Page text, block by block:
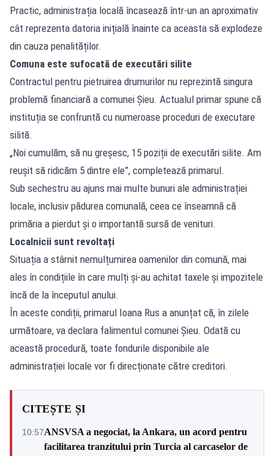
Practic, administrația locală încasează într-un an aproximativ
cât reprezenta datoria inițială înainte ca aceasta să explodeze
din cauza penalităților.
Comuna este sufocată de executări silite
Contractul pentru pietruirea drumurilor nu reprezintă singura
problemă financiară a comunei Șieu. Actualul primar spune că
instituția se confruntă cu numeroase proceduri de executare
silită.
„Noi cumulăm, să nu greșesc, 15 poziții de executări silite. Am
reușit să ridicăm 5 dintre ele”, completează primarul.
Sub sechestru au ajuns mai multe bunuri ale administrației
locale, inclusiv pădurea comunală, ceea ce înseamnă că
primăria a pierdut și o importantă sursă de venituri.
Localnicii sunt revoltați
Situația a stârnit nemulțumirea oamenilor din comună, mai
ales în condițiile în care mulți și-au achitat taxele și impozitele
încă de la începutul anului.
În aceste condiții, primarul Ioana Rus a anunțat că, în zilele
următoare, va declara falimentul comunei Șieu. Odată cu
această procedură, toate fondurile disponibile ale
administrației locale vor fi direcționate către creditori.
CITEȘTE ȘI
10:57ANSVSA a negociat, la Ankara, un acord pentru
facilitarea tranzitului prin Turcia al carcaselor de